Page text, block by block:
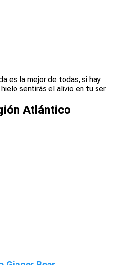
es la mejor de todas, si hay
sentirás el alivio en tu ser.
Atlántico